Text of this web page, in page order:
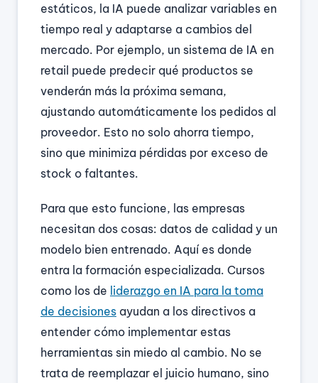
estáticos, la IA puede analizar variables en
tiempo real y adaptarse a cambios del
mercado. Por ejemplo, un sistema de IA en
retail puede predecir qué productos se
venderán más la próxima semana,
ajustando automáticamente los pedidos al
proveedor. Esto no solo ahorra tiempo,
sino que minimiza pérdidas por exceso de
stock o faltantes.
Para que esto funcione, las empresas
necesitan dos cosas: datos de calidad y un
modelo bien entrenado. Aquí es donde
entra la formación especializada. Cursos
como los de liderazgo en IA para la toma
de decisiones ayudan a los directivos a
entender cómo implementar estas
herramientas sin miedo al cambio. No se
trata de reemplazar el juicio humano, sino